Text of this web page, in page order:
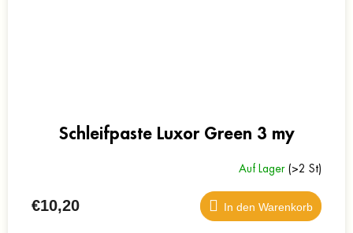
Schleifpaste Luxor Green 3 my
Auf Lager (>2 St)
€10,20 In den Warenkorb